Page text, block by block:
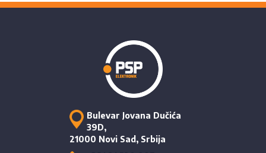
Bulevar Jovana Dučića
39D,
21000 Novi Sad, Srbija